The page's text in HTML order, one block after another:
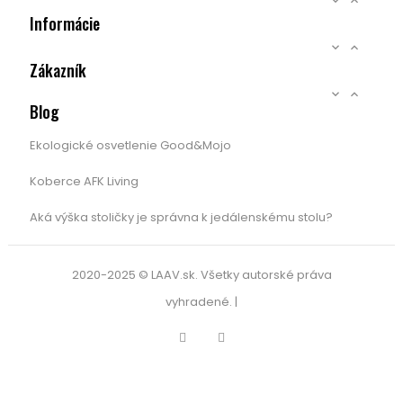
Informácie
 
Zákazník
 
Blog
Ekologické osvetlenie Good&Mojo
Koberce AFK Living
Aká výška stoličky je správna k jedálenskému stolu?
2020-2025 © LAAV.sk. Všetky autorské práva
vyhradené. |
Facebook